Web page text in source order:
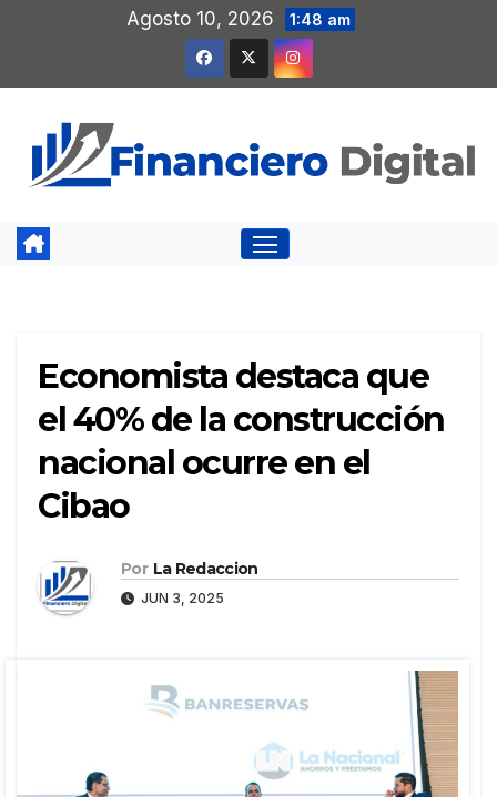
contenido
Agosto 10, 2026 1:48 am
Economista destaca que
el 40% de la construcción
nacional ocurre en el
Cibao
Por La Redaccion
JUN 3, 2025